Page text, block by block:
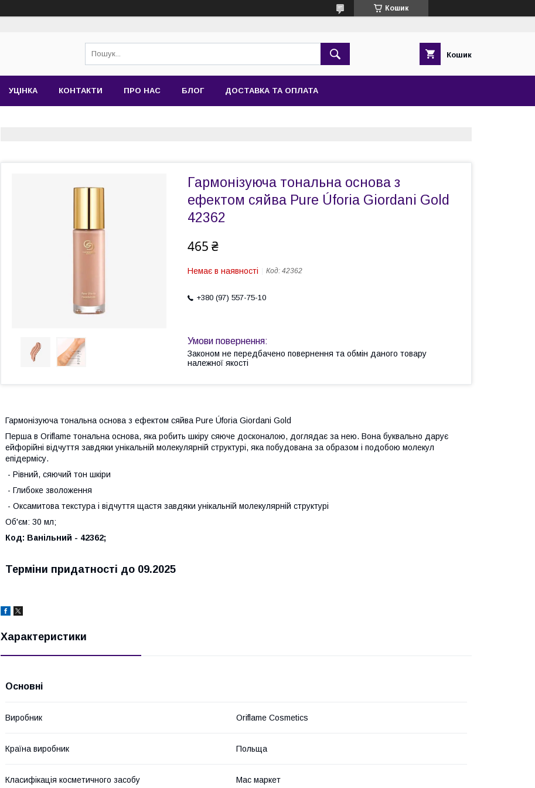
Кошик
Кошик
УЦІНКА КОНТАКТИ ПРО НАС БЛОГ ДОСТАВКА ТА ОПЛАТА
Гармонізуюча тональна основа з
ефектом сяйва Pure Úforia Giordani Gold
42362
465 ₴
Немає в наявності Код: 42362
+380 (97) 557-75-10
Законом не передбачено повернення та обмін даного товару
належної якості
Гармонізуюча тональна основа з ефектом сяйва Pure Úforia Giordani Gold
Перша в Oriflame тональна основа, яка робить шкіру сяюче досконалою, доглядає за нею. Вона буквально дарує
ейфорійні відчуття завдяки унікальній молекулярній структурі, яка побудована за образом і подобою молекул
епідермісу.
- Рівний, сяючий тон шкіри
- Глибоке зволоження
- Оксамитова текстура і відчуття щастя завдяки унікальній молекулярній структурі
Об'єм: 30 мл;
Код: Ванільний - 42362;
Терміни придатності до 09.2025
Характеристики
Основні
Виробник Oriflame Cosmetics
Країна виробник Польща
Класифікація косметичного засобу Мас маркет